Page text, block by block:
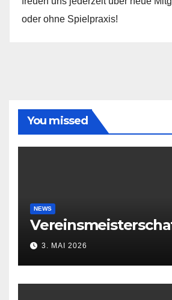
oder ohne Spielpraxis!
You missed
NEWS
3. MAI 2026